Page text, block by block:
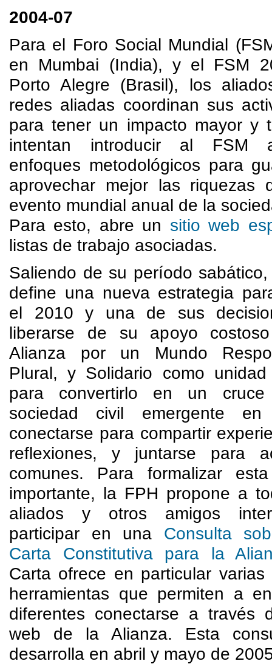
2004-07
Para el Foro Social Mundial
en Mumbai (India), y el FSM
Porto Alegre (Brasil), los
redes aliadas coordinan sus
para tener un impacto mayor y
intentan introducir al FSM
enfoques metodológicos para
aprovechar mejor las riquezas
evento mundial anual de la
Para esto, abre un sitio web
listas de trabajo asociadas.
Saliendo de su período
define una nueva estrategia
el 2010 y una de sus
liberarse de su apoyo
Alianza por un Mundo
Plural, y Solidario como unidad
para convertirlo en un
sociedad civil emergente en
conectarse para compartir
reflexiones, y juntarse para
comunes. Para formalizar
importante, la FPH propone a
aliados y otros amigos
participar en una Consulta
Carta Constitutiva para la
Carta ofrece en particular varias
herramientas que permiten a
diferentes conectarse a través
web de la Alianza. Esta
desarrolla en abril y mayo de